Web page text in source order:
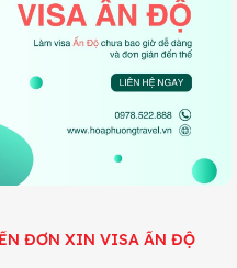
ĐƠN XIN VISA ẤN ĐỘ